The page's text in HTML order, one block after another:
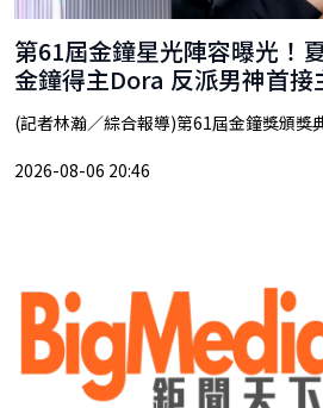
第61屆金鐘星光陣容曝光！
金鐘得主Dora 反派男神首接
(記者林瀚／綜合報導)第61屆金鐘獎頒獎
2026-08-06 20:46